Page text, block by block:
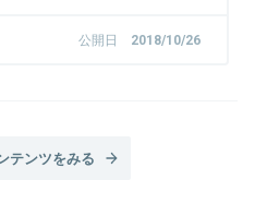
公開日 2018/10/26
テンツをみる